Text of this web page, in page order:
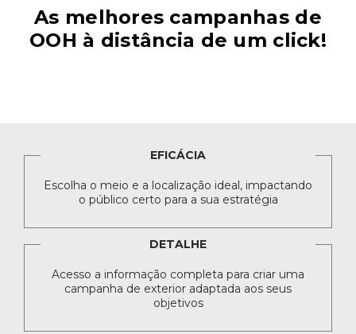
As melhores campanhas de
OOH à distância de um click!
EFICÁCIA
Escolha o meio e a localização ideal, impactando
o público certo para a sua estratégia
DETALHE
Acesso a informação completa para criar uma
campanha de exterior adaptada aos seus
objetivos